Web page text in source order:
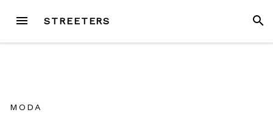
treści
MENU STREETERS
MODA